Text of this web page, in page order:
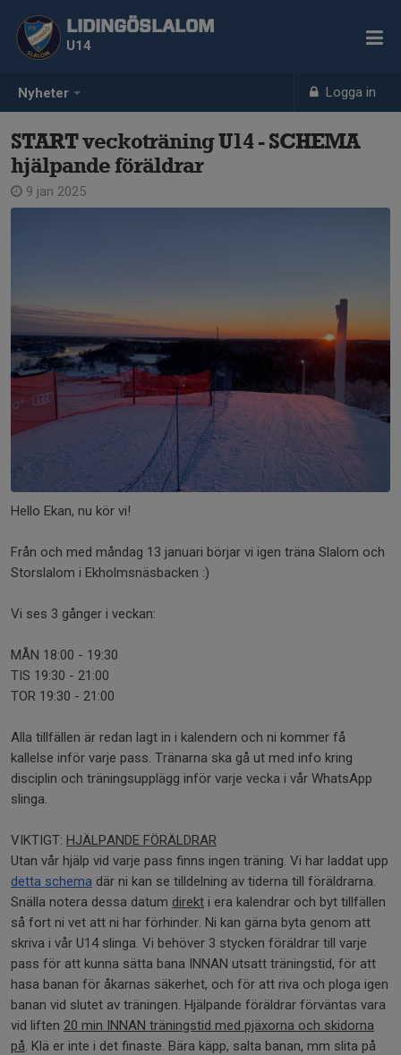
Nyheter Logga in
LIDINGÖSLALOM
U14
START veckoträning U14 - SCHEMA
hjälpande föräldrar
9 jan 2025
Hello Ekan, nu kör vi!
Från och med måndag 13 januari börjar vi igen träna Slalom och
Storslalom i Ekholmsnäsbacken :)
Vi ses 3 gånger i veckan:
MÅN 18:00 - 19:30
TIS 19:30 - 21:00
TOR 19:30 - 21:00
Alla tillfällen är redan lagt in i kalendern och ni kommer få
kallelse inför varje pass. Tränarna ska gå ut med info kring
disciplin och träningsupplägg inför varje vecka i vår WhatsApp
slinga.
VIKTIGT: HJÄLPANDE FÖRÄLDRAR
Utan vår hjälp vid varje pass finns ingen träning. Vi har laddat upp
detta schema där ni kan se tilldelning av tiderna till föräldrarna.
Snälla notera dessa datum direkt i era kalendrar och byt tillfällen
så fort ni vet att ni har förhinder. Ni kan gärna byta genom att
skriva i vår U14 slinga. Vi behöver 3 stycken föräldrar till varje
pass för att kunna sätta bana INNAN utsatt träningstid, för att
hasa banan för åkarnas säkerhet, och för att riva och ploga igen
banan vid slutet av träningen. Hjälpande föräldrar förväntas vara
vid liften 20 min INNAN träningstid med pjäxorna och skidorna
på. Klä er inte i det finaste. Bära käpp, salta banan, mm slita på